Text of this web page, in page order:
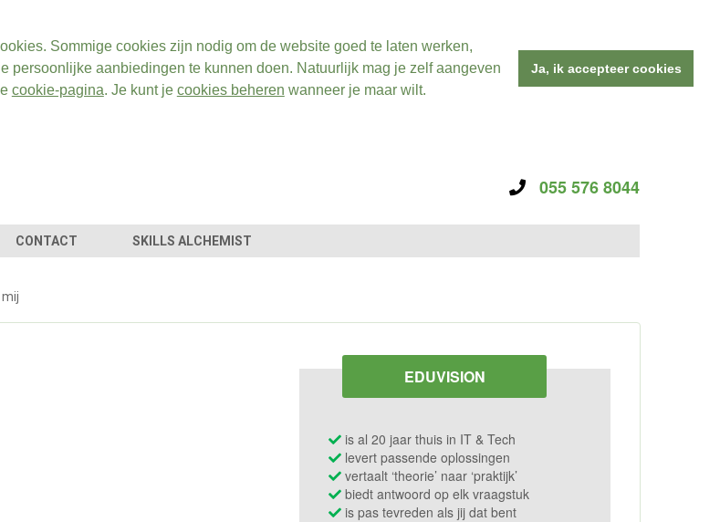
Sommige cookies zijn nodig om de website goed te laten werken,
persoonlijke aanbiedingen te kunnen doen. Natuurlijk mag je zelf aangeven
cookie-pagina. Je kunt je cookies beheren wanneer je maar wilt.
Ja, ik accepteer cookies
055 576 8044
CONTACT SKILLS ALCHEMIST
mij
EDUVISION
is al 20 jaar thuis in IT & Tech
levert passende oplossingen
vertaalt ‘theorie’ naar ‘praktijk’
biedt antwoord op elk vraagstuk
is pas tevreden als jij dat bent